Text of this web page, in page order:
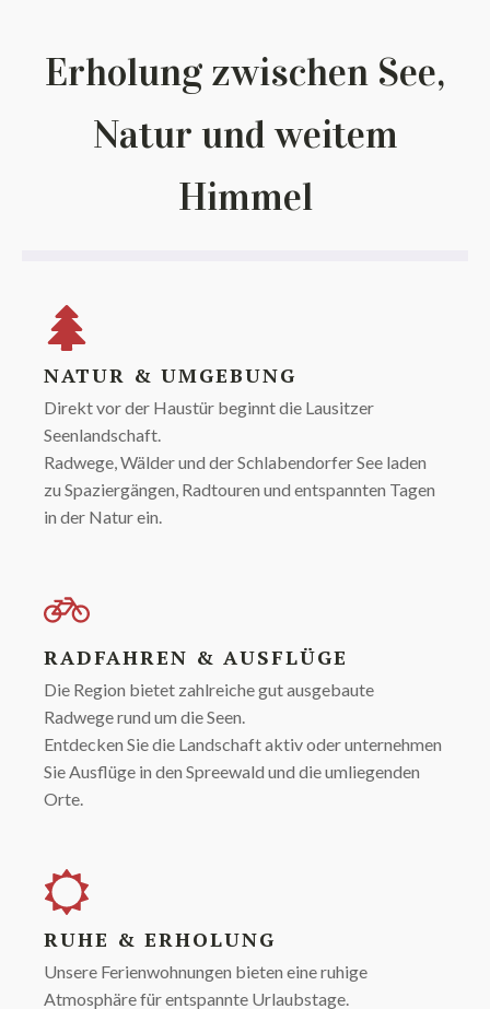
Erholung zwischen See,
Natur und weitem
Himmel
NATUR & UMGEBUNG
Direkt vor der Haustür beginnt die Lausitzer
Seenlandschaft.
Radwege, Wälder und der Schlabendorfer See laden
zu Spaziergängen, Radtouren und entspannten Tagen
in der Natur ein.
RADFAHREN & AUSFLÜGE
Die Region bietet zahlreiche gut ausgebaute
Radwege rund um die Seen.
Entdecken Sie die Landschaft aktiv oder unternehmen
Sie Ausflüge in den Spreewald und die umliegenden
Orte.
RUHE & ERHOLUNG
Unsere Ferienwohnungen bieten eine ruhige
Atmosphäre für entspannte Urlaubstage.